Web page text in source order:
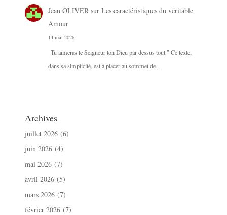
Jean OLIVER sur Les caractéristiques du véritable
Amour
14 mai 2026
"Tu aimeras le Seigneur ton Dieu par dessus tout." Ce texte,
dans sa simplicité, est à placer au sommet de…
Archives
juillet 2026 (6)
juin 2026 (4)
mai 2026 (7)
avril 2026 (5)
mars 2026 (7)
février 2026 (7)